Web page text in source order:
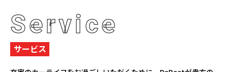
Service
サービス